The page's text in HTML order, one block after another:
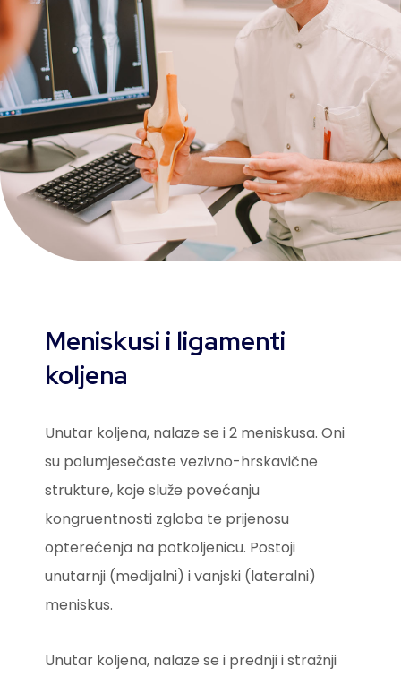
Meniskusi i ligamenti
koljena
Unutar koljena, nalaze se i 2 meniskusa. Oni
su polumjesečaste vezivno-hrskavične
strukture, koje služe povećanju
kongruentnosti zgloba te prijenosu
opterećenja na potkoljenicu. Postoji
unutarnji (medijalni) i vanjski (lateralni)
meniskus.
Unutar koljena, nalaze se i prednji i stražnji